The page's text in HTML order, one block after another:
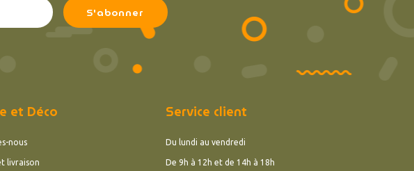
et Déco
nous
livraison
Service client
Du lundi au vendredi
De 9h à 12h et de 14h à 18h